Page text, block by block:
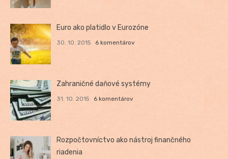
Euro ako platidlo v Eurozóne
30. 10. 2015 6 komentárov
Zahraničné daňové systémy
31. 10. 2015 6 komentárov
Rozpočtovníctvo ako nástroj finančného
riadenia